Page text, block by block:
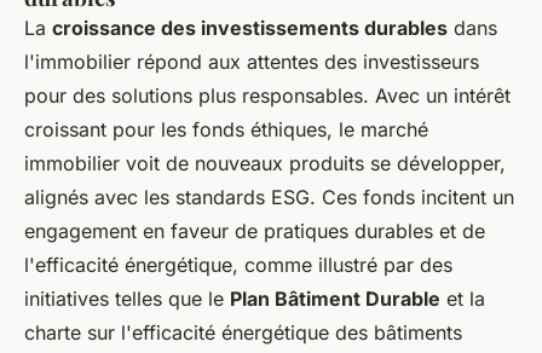
La croissance des investissements durables dans
l'immobilier répond aux attentes des investisseurs
pour des solutions plus responsables. Avec un intérêt
croissant pour les fonds éthiques, le marché
immobilier voit de nouveaux produits se développer,
alignés avec les standards ESG. Ces fonds incitent un
engagement en faveur de pratiques durables et de
l'efficacité énergétique, comme illustré par des
initiatives telles que le Plan Bâtiment Durable et la
charte sur l'efficacité énergétique des bâtiments